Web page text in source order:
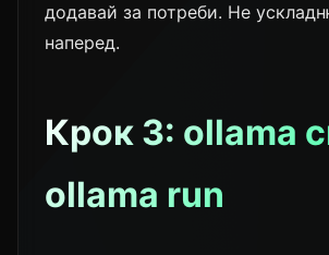
додавай за потреби. Не
наперед.
Крок 3: ollama
ollama run